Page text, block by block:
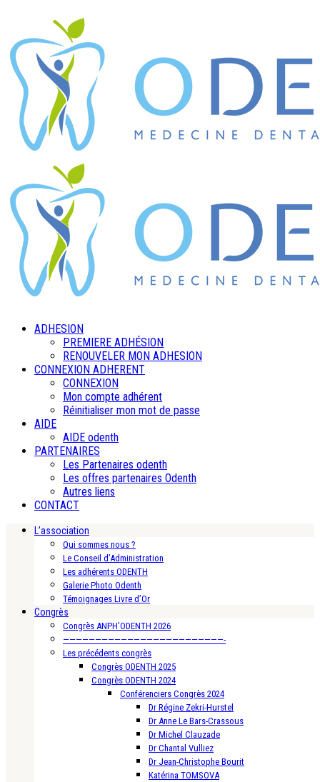
ADHESION
PREMIERE ADHÉSION
RENOUVELER MON ADHESION
CONNEXION ADHERENT
CONNEXION
Mon compte adhérent
Réinitialiser mon mot de passe
AIDE
AIDE odenth
PARTENAIRES
Les Partenaires odenth
Les offres partenaires Odenth
Autres liens
CONTACT
L’association
Qui sommes nous ?
Le Conseil d’Administration
Les adhérents ODENTH
Galerie Photo Odenth
Témoignages Livre d’Or
Congrès
Congrès ANPH’ODENTH 2026
—————————————————————————-
Les précédents congrès
Congrès ODENTH 2025
Congrès ODENTH 2024
Conférenciers Congrès 2024
Dr Régine Zekri-Hurstel
Dr Anne Le Bars-Crassous
Dr Michel Clauzade
Dr Chantal Vulliez
Dr Jean-Christophe Bourit
Katérina TOMSOVA